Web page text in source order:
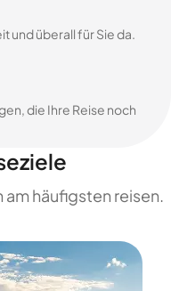
und überall für Sie da.
die Ihre Reise noch
am häufigsten reisen.